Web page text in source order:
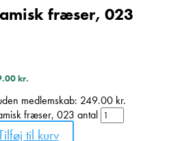
fræser, 023
kr.
medlemskab: 249.00 kr.
fræser, 023 antal
til kurv